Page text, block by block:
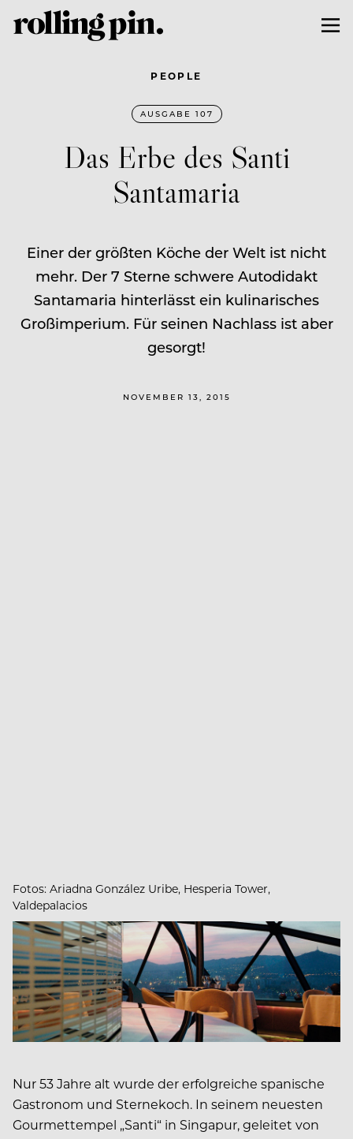
PEOPLE
AUSGABE 107
Das Erbe des Santi
Santamaria
Einer der größten Köche der Welt ist nicht
mehr. Der 7 Sterne schwere Autodidakt
Santamaria hinterlässt ein kulinarisches
Großimperium. Für seinen Nachlass ist aber
gesorgt!
NOVEMBER 13, 2015
Fotos: Ariadna González Uribe, Hesperia Tower,
Valdepalacios
Nur 53 Jahre alt wurde der erfolgreiche spanische
Gastronom und Sternekoch. In seinem neuesten
Gourmettempel „Santi“ in Singapur, geleitet von